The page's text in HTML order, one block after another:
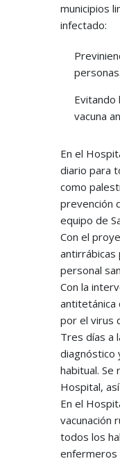
municipios
infectado:
Evitando
vacuna
En el
diario para
como
prevención
equipo de
Con el
antirrábicas
personal
Con la
antitetánica
por el virus
Tres días a
diagnóstico
habitual. Se
Hospital,
En el
vacunación
todos los
enfermeros